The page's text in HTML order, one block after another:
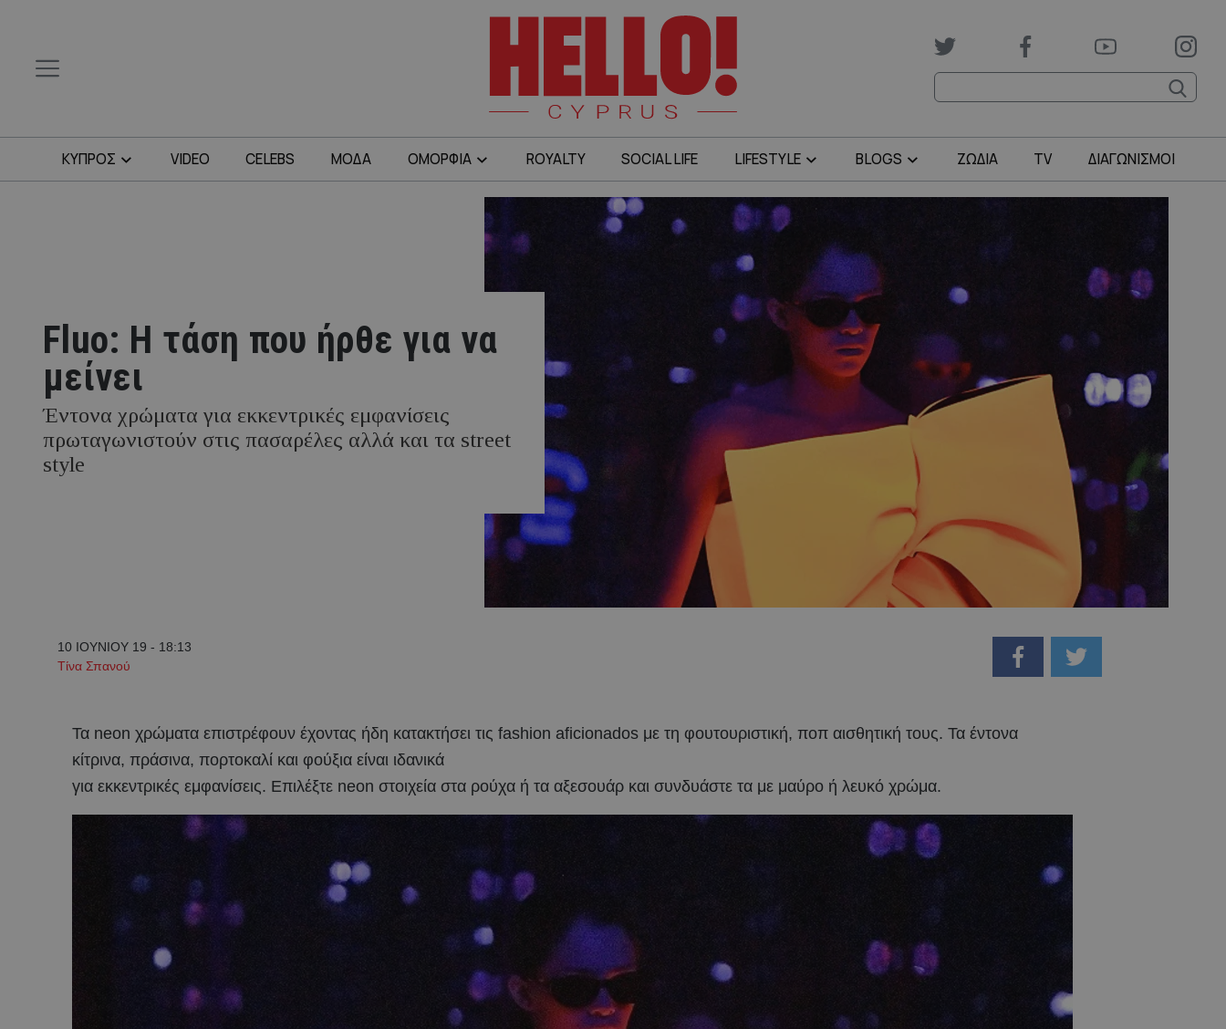
ΚΥΠΡΟΣ VIDEO CELEBS ΜΟΔΑ ΟΜΟΡΦΙΑ ROYALTY SOCIAL LIFE LIFESTYLE BLOGS ΖΩΔΙΑ TV ΔΙΑΓΩΝΙΣΜΟΙ
Fluo: Η τάση που ήρθε για να
μείνει
Έντονα χρώματα για εκκεντρικές εμφανίσεις
πρωταγωνιστούν στις πασαρέλες αλλά και τα street
style
10 ΙΟΥΝΙΟΥ 19 - 18:13
Tίνα Σπανού
Τα neon χρώματα επιστρέφουν έχοντας ήδη κατακτήσει τις fashion aficionados με τη φουτουριστική, ποπ αισθητική τους. Τα έντονα
κίτρινα, πράσινα, πορτοκαλί και φούξια είναι ιδανικά
για εκκεντρικές εμφανίσεις. Επιλέξτε neon στοιχεία στα ρούχα ή τα αξεσουάρ και συνδυάστε τα με μαύρο ή λευκό χρώμα.